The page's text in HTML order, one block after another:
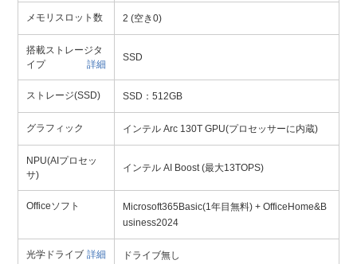
メモリスロット数 2 (空き0)
搭載ストレージタ
イプ
詳細
SSD
ストレージ(SSD) SSD：512GB
グラフィック インテル Arc 130T GPU(プロセッサーに内蔵)
NPU(AIプロセッ
サ)
インテル AI Boost (最大13TOPS)
Officeソフト
Microsoft365Basic(1年目無料) + OfficeHome&B
usiness2024
光学ドライブ 詳細 ドライブ無し